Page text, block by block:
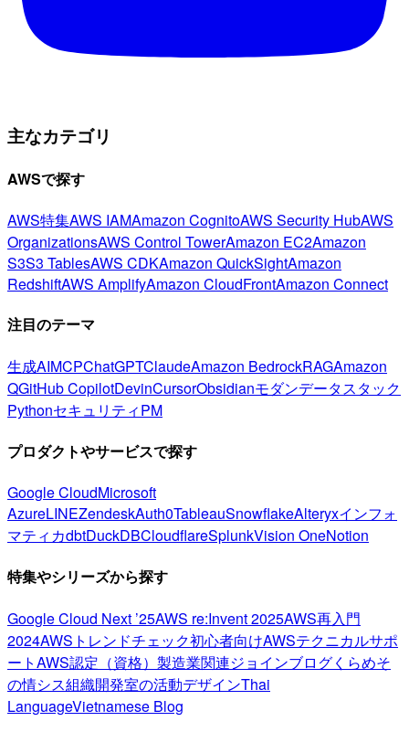
主なカテゴリ
AWSで探す
AWS特集AWS IAMAmazon CognitoAWS Security HubAWS
OrganizationsAWS Control TowerAmazon EC2Amazon
S3S3 TablesAWS CDKAmazon QuickSightAmazon
RedshiftAWS AmplifyAmazon CloudFrontAmazon Connect
注目のテーマ
生成AIMCPChatGPTClaudeAmazon BedrockRAGAmazon
QGitHub CopilotDevinCursorObsidianモダンデータスタック
PythonセキュリティPM
プロダクトやサービスで探す
Google CloudMicrosoft
AzureLINEZendeskAuth0TableauSnowflakeAlteryxインフォ
マティカdbtDuckDBCloudflareSplunkVision OneNotion
特集やシリーズから探す
Google Cloud Next ’25AWS re:Invent 2025AWS再入門
2024AWSトレンドチェック初心者向けAWSテクニカルサポ
ートAWS認定（資格） 製造業関連ジョインブログくらめそ
の情シス組織開発室の活動デザインThai
LanguageVietnamese Blog